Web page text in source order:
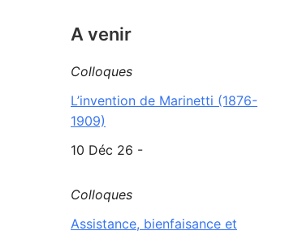
A venir
Colloques
L’invention de Marinetti (1876-
1909)
10 Déc 26 -
Colloques
Assistance, bienfaisance et